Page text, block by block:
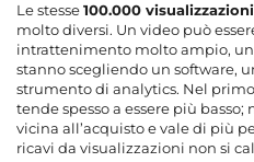
Le stesse100.000 visualizzazioni
molto diversi. Un video può
intrattenimento molto ampio,
stanno scegliendo un software,
strumento di analytics. Nel
tende spesso a essere più
vicina all’acquisto e vale di più
ricavi da visualizzazioni non si